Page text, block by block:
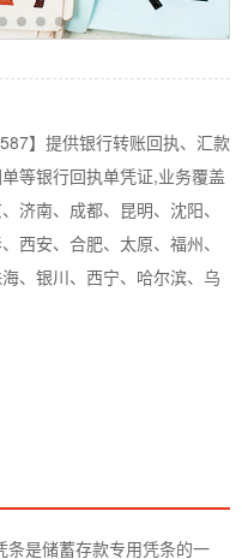
】提供银行转账回执、汇款
等银行回执单凭证,业务覆盖
济南、成都、昆明、沈阳、
西安、合肥、太原、福州、
、银川、西宁、哈尔滨、乌
是储蓄存款专用凭条的一